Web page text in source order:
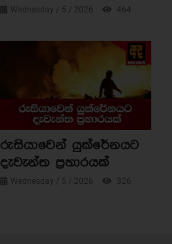
Wednesday / 5 / 2026 464
රුසියාවෙන් යුක්රේනයට
දැවැන්ත ප්‍රහාරයක්
Wednesday / 5 / 2026 326